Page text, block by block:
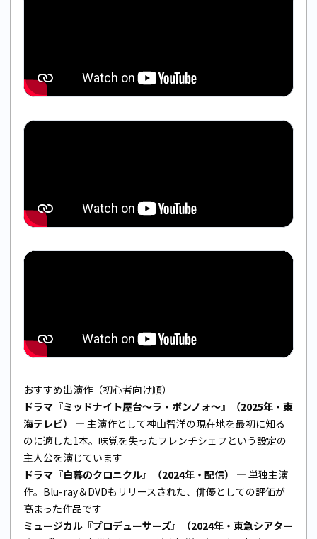
おすすめ出演作（初心者向け順）
ドラマ『ミッドナイト屋台〜ラ・ボンノォ〜』（2025年・東
海テレビ）
— 主演作として神山智洋の現在地を最初に知る
のに適した1本。味覚を失ったフレンチシェフという設定の
主人公を演じています
ドラマ『白暮のクロニクル』（2024年・配信）
— 単独主演
作。Blu-ray＆DVDもリリースされた、俳優としての評価が
高まった作品です
ミュージカル『プロデューサーズ』（2024年・東急シアター